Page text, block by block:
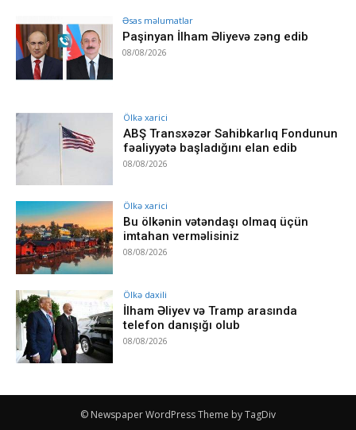
Əsas məlumatlar
Paşinyan İlham Əliyevə zəng edib
08/08/2026
Ölkə xarici
ABŞ Transxəzər Sahibkarlıq Fondunun
fəaliyyətə başladığını elan edib
08/08/2026
Ölkə xarici
Bu ölkənin vətəndaşı olmaq üçün
imtahan verməlisiniz
08/08/2026
Ölkə daxili
İlham Əliyev və Tramp arasında
telefon danışığı olub
08/08/2026
© Newspaper WordPress Theme by TagDiv